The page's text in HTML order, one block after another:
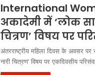
International
अकादेमी में ‘लोक
चित्रण’ विषय पर
अंतरराष्ट्रीय महिला दिवस के अवसर पर
नारी चित्रण’ विषय पर एकदिवसीय